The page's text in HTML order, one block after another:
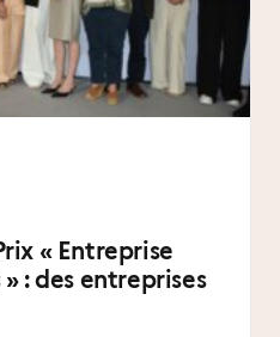
« Entreprise
: des entreprises